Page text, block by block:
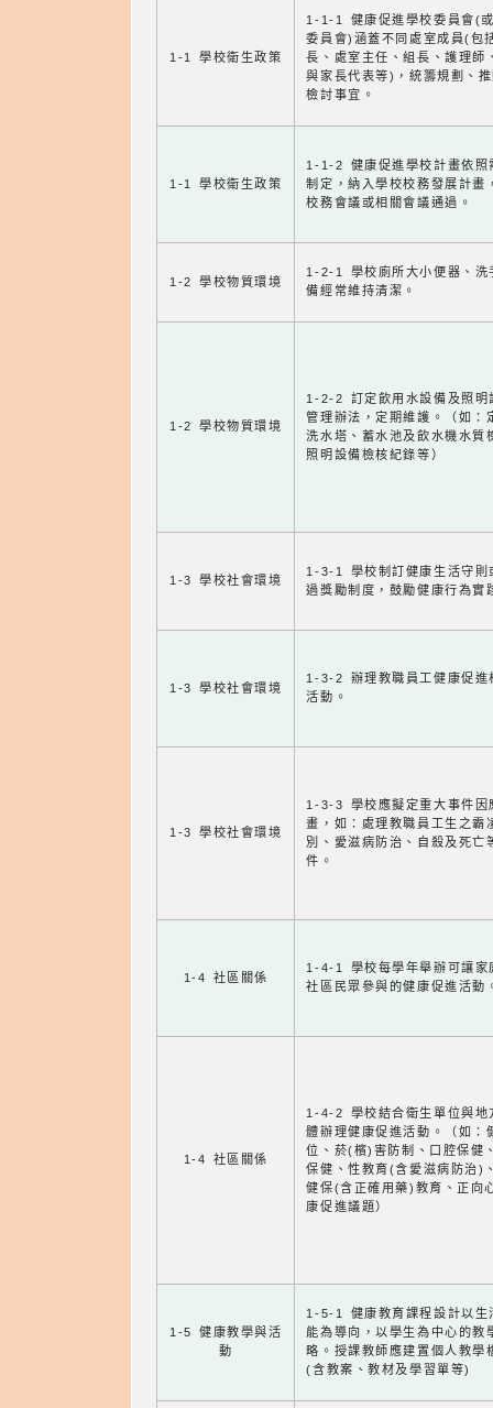
1-1 學校衛生政策
1-1-1 健康促進學校委員會(
委員會)涵蓋不同處室成員(包
長、處室主任、組長、護理師
與家長代表等)，統籌規劃、
檢討事宜。
1-1 學校衛生政策
1-1-2 健康促進學校計畫依照
制定，納入學校校務發展計畫
校務會議或相關會議通過。
1-2 學校物質環境
1-2-1 學校廁所大小便器、洗
備經常維持清潔。
1-2 學校物質環境
1-2-2 訂定飲用水設備及照明
管理辦法，定期維護。（如：
洗水塔、蓄水池及飲水機水質
照明設備檢核紀錄等）
1-3 學校社會環境
1-3-1 學校制訂健康生活守則
過獎勵制度，鼓勵健康行為實
1-3 學校社會環境
1-3-2 辦理教職員工健康促進
活動。
1-3 學校社會環境
1-3-3 學校應擬定重大事件因
畫，如：處理教職員工生之霸
別、愛滋病防治、自殺及死亡
件。
1-4 社區關係
1-4-1 學校每學年舉辦可讓家
社區民眾參與的健康促進活動
1-4 社區關係
1-4-2 學校結合衛生單位與地
體辦理健康促進活動。（如：
位、菸(檳)害防制、口腔保健
保健、性教育(含愛滋病防治)
健保(含正確用藥)教育、正向
康促進議題）
1-5 健康教學與活
動
1-5-1 健康教育課程設計以生
能為導向，以學生為中心的教
略。授課教師應建置個人教學
(含教案、教材及學習單等)